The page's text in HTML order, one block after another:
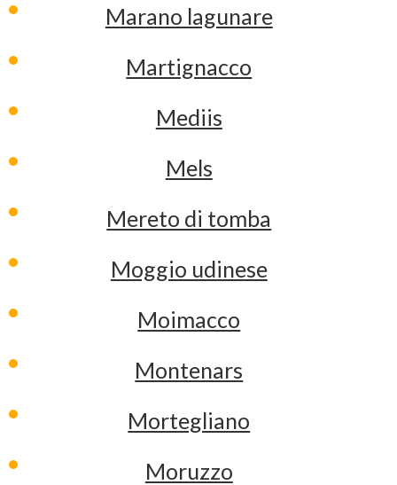
Marano lagunare
Martignacco
Mediis
Mels
Mereto di tomba
Moggio udinese
Moimacco
Montenars
Mortegliano
Moruzzo